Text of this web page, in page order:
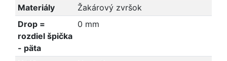
Materiály
Žakárový zvršok
Drop =
rozdiel špička
- päta
0 mm